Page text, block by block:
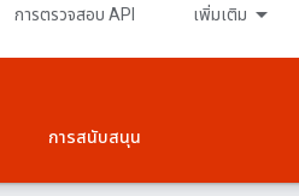
การตรวจสอบ API เพิ่มเติม
การสนับสนุน